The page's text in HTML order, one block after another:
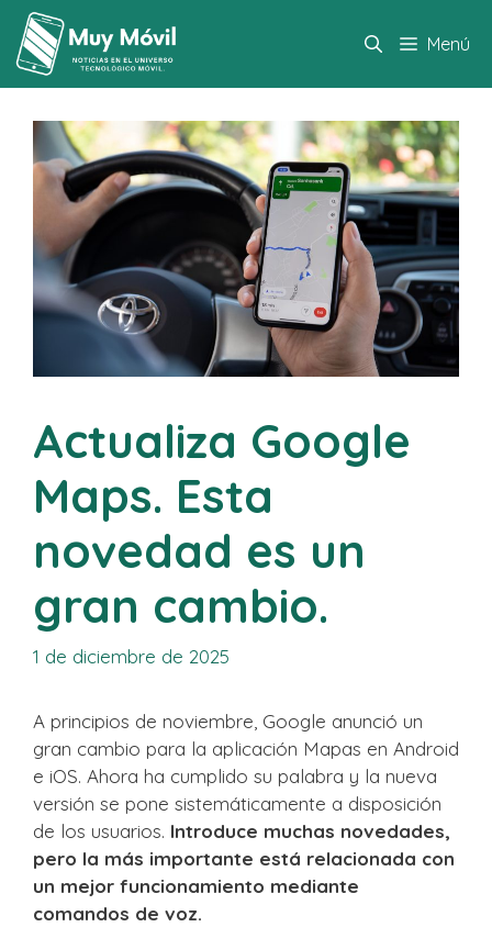
Saltar
contenido
Menú
Actualiza Google
Maps. Esta
novedad es un
gran cambio.
1 de diciembre de 2025
A principios de noviembre, Google anunció un
gran cambio para la aplicación Mapas en Android
e iOS. Ahora ha cumplido su palabra y la nueva
versión se pone sistemáticamente a disposición
de los usuarios. Introduce muchas novedades,
pero la más importante está relacionada con
un mejor funcionamiento mediante
comandos de voz.